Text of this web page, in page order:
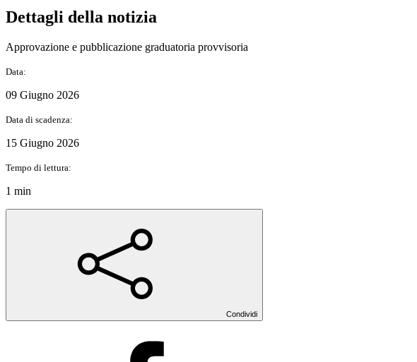
Dettagli della notizia
Approvazione e pubblicazione graduatoria provvisoria
Data:
09 Giugno 2026
Data di scadenza:
15 Giugno 2026
Tempo di lettura:
1 min
Condividi